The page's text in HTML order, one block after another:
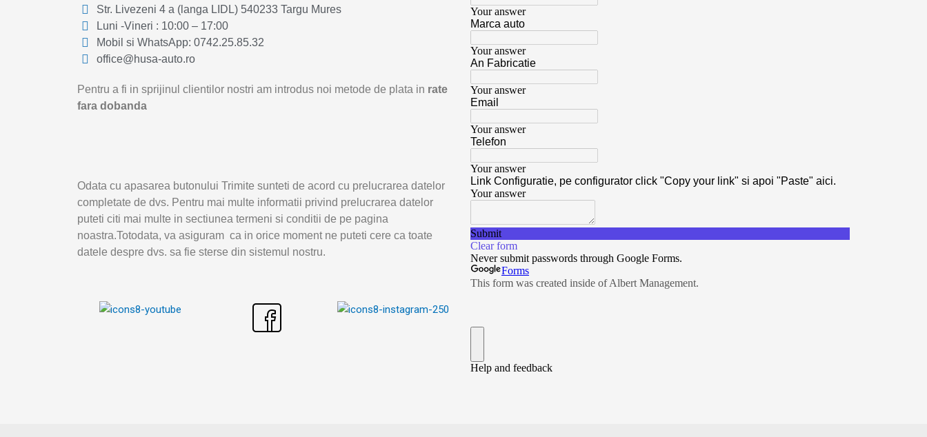
Str. Livezeni 4 a (langa LIDL) 540233 Targu Mures
Luni -Vineri : 10:00 – 17:00
Mobil si WhatsApp: 0742.25.85.32
office@husa-auto.ro
Pentru a fi in sprijinul clientilor nostri am introdus noi metode de plata in rate
fara dobanda
Odata cu apasarea butonului Trimite sunteti de acord cu prelucrarea datelor
completate de dvs. Pentru mai multe informatii privind prelucrarea datelor
puteti citi mai multe in sectiunea termeni si conditii de pe pagina
noastra.Totodata, va asiguram ca in orice moment ne puteti cere ca toate
datele despre dvs. sa fie sterse din sistemul nostru.